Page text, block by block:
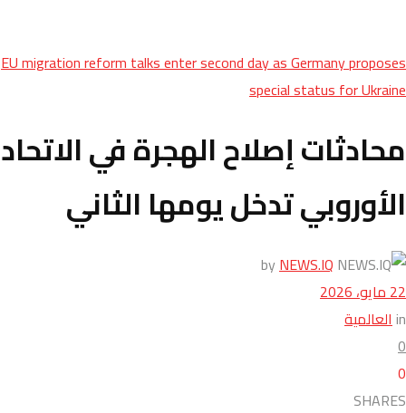
EU migration reform talks enter second day as Germany proposes
special status for Ukraine
محادثات إصلاح الهجرة في الاتحاد
الأوروبي تدخل يومها الثاني
byNEWS.IQ
22 مايو، 2026
inالعالمية
0
0
SHARES